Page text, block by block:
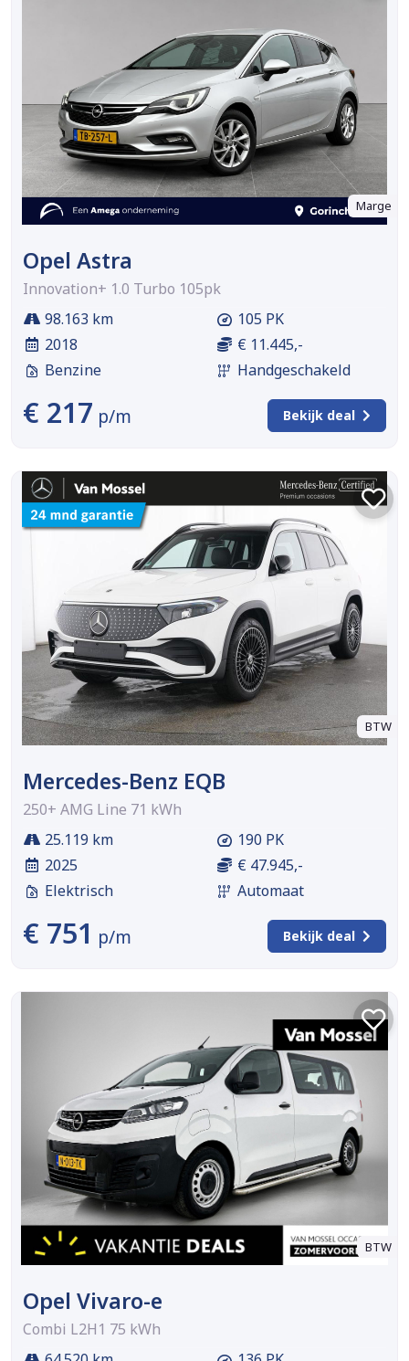
Marge
Opel Astra
Innovation+ 1.0 Turbo 105pk
98.163 km
2018
Benzine
105 PK
€ 11.445,-
Handgeschakeld
€ 217 p/m Bekijk deal
BTW
Mercedes-Benz EQB
250+ AMG Line 71 kWh
25.119 km
2025
Elektrisch
190 PK
€ 47.945,-
Automaat
€ 751 p/m Bekijk deal
BTW
Opel Vivaro-e
Combi L2H1 75 kWh